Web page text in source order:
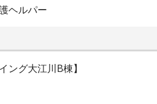
ヘルパー
ング大江川B棟】